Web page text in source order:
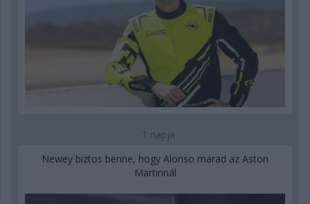
1 napja
Newey biztos benne, hogy Alonso marad az Aston
Martinnál